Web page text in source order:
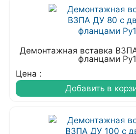
Демонтажная вставка
фланцами
Цена :
Добавить в